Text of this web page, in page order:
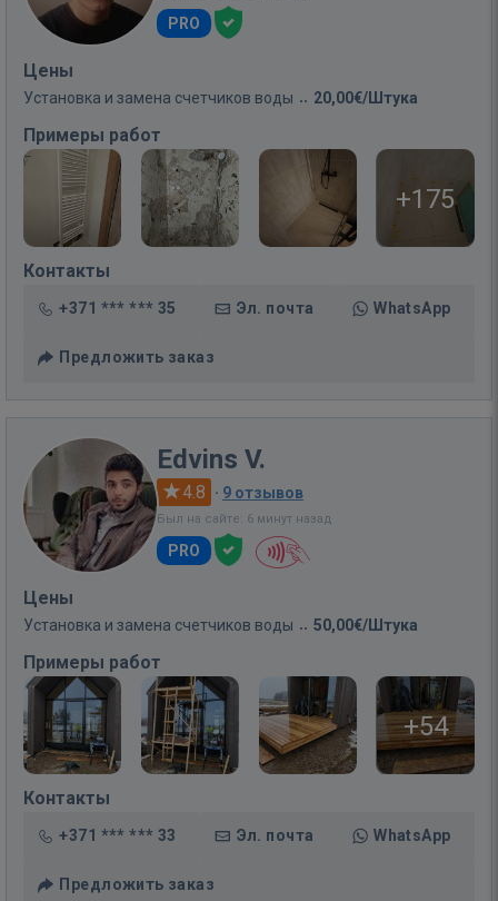
PRO
Цены
Установка и замена счетчиков воды 20,00€/Штука
Примеры работ
+175
Контакты
+371 *** *** 35 Эл. почта WhatsApp
Предложить заказ
Edvins V.
4.8 · 9 отзывов
Был на сайте: 6 минут назад
PRO
Цены
Установка и замена счетчиков воды 50,00€/Штука
Примеры работ
+54
Контакты
+371 *** *** 33 Эл. почта WhatsApp
Предложить заказ